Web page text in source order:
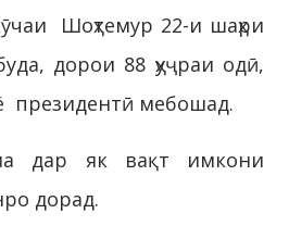
Шоҳтемур 22-и шаҳри
дорои 88 ҳуҷраи одӣ,
президентӣ мебошад.
дар як вақт имкони
дорад.